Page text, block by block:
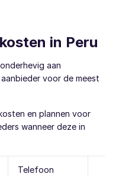
in Peru
aan
voor de meest
en plannen voor
wanneer deze in
Telefoon